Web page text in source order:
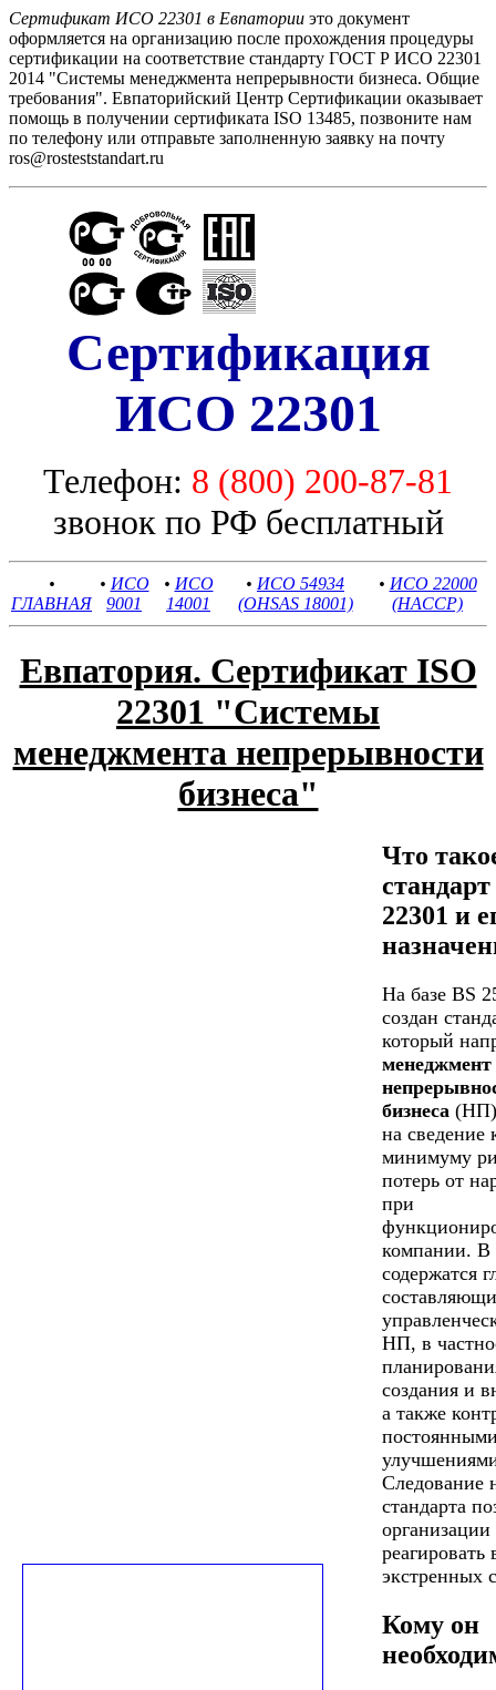
Сертификат ИСО 22301 в Евпатории это документ
оформляется на организацию после прохождения процедуры
сертификации на соответствие стандарту ГОСТ Р ИСО 22301
2014 "Системы менеджмента непрерывности бизнеса. Общие
требования". Евпаторийский Центр Сертификации оказывает
помощь в получении сертификата ISO 13485, позвоните нам
по телефону или отправьте заполненную заявку на почту
ros@rosteststandart.ru
Сертификация
ИСО 22301
Телефон: 8 (800) 200-87-81
звонок по РФ бесплатный
•
ГЛАВНАЯ
• ИСО
9001
• ИСО
14001
• ИСО 54934
(OHSAS 18001)
• ИСО 22000
(HACCP)
Евпатория. Сертификат ISO
22301 "Системы
менеджмента непрерывности
бизнеса"
Что
22301 и
На базе BS
создан
который
менеджмент
бизнеса
на сведение
минимуму
потерь от
при
компании. В
содержатся
НП, в
создания и
а также
Следование
стандарта
организации
реагировать
экстренных
Кому он